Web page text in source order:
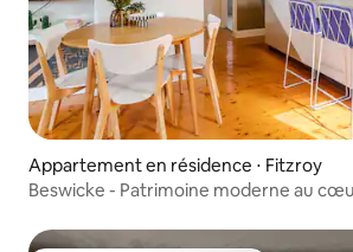
Appartement en résidence ⋅ Fitzroy
Beswicke - Patrimoine moderne au